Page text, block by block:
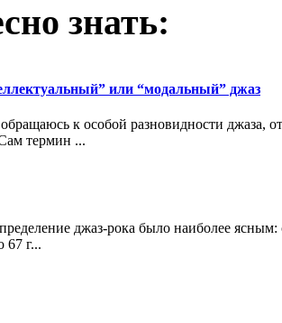
знать:
или “модальный” джаз
к особой разновидности джаза,
термин ...
джаз-рока было наиболее
67 г...